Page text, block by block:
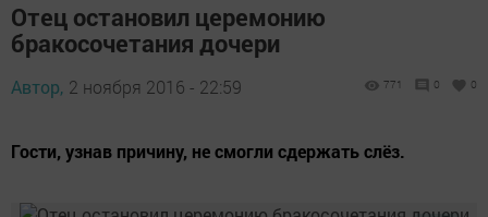
Отец остановил церемонию
бракосочетания дочери
Автор, 2 ноября 2016 - 22:59 771 0 0
Гости, узнав причину, не смогли сдержать слёз.